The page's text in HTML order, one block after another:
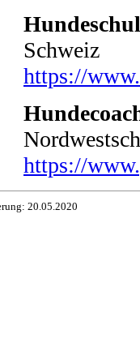
Schweiz
https://
https://
20.05.2020